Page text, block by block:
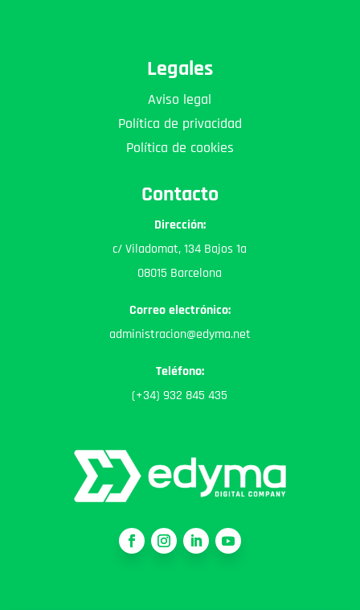
Legales
Aviso legal
Política de privacidad
Política de cookies
Contacto
Dirección:
c/ Viladomat, 134 Bajos 1a
08015 Barcelona
Correo electrónico:
administracion@edyma.net
Teléfono:
(+34) 932 845 435